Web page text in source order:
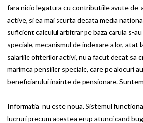
fara nicio legatura cu contributiile avute de-
active, si ea mai scurta decata media
suficient calculul arbitrar pe baza caruia s-
speciale, mecanismul de indexare a lor, atat
salariile ofiterilor activi, nu a facut decat sa
marimea pensiilor speciale, care pe alocuri
beneficiarului inainte de pensionare.
Informatia nu este noua. Sistemul functiona
lucruri precum acestea erup atunci cand